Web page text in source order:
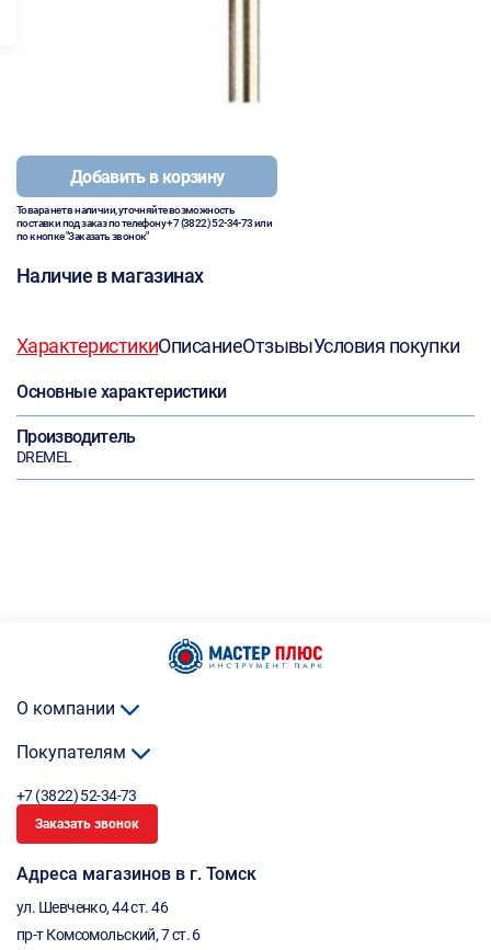
Добавить в корзину
Товара нет в наличии, уточняйте возможность
поставки под заказ по телефону+7 (3822) 52-34-73или
по кнопке "Заказать звонок"
Наличие в магазинах
ХарактеристикиОписаниеОтзывыУсловия покупки
Основные характеристики
Производитель
DREMEL
О компании
Покупателям
+7 (3822) 52-34-73
Заказать звонок
Адреса магазинов в г. Томск
ул. Шевченко, 44 ст. 46
пр-т Комсомольский, 7 ст. 6